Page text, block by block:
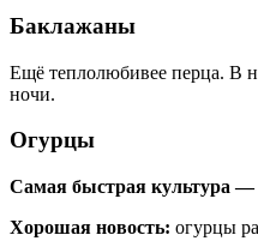
Баклажаны
Ещё теплолюбивее перца. В
ночи.
Огурцы
Самая быстрая культура —
Хорошая новость: огурцы